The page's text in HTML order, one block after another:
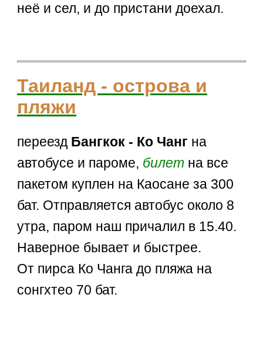
неё и сел, и до пристани доехал.
Таиланд - острова и
пляжи
переезд Бангкок - Ко Чанг на
автобусе и пароме, билет на все
пакетом куплен на Каосане за 300
бат. Отправляется автобус около 8
утра, паром наш причалил в 15.40.
Наверное бывает и быстрее.
От пирса Ко Чанга до пляжа на
сонгхтео 70 бат.